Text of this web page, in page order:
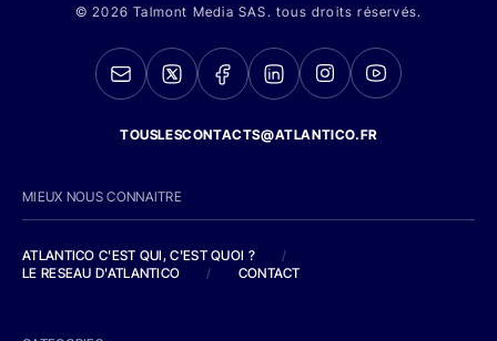
© 2026 Talmont Media SAS. tous droits réservés.
TOUSLESCONTACTS@ATLANTICO.FR
MIEUX NOUS CONNAITRE
ATLANTICO C'EST QUI, C'EST QUOI ?
/
LE RESEAU D'ATLANTICO
/ CONTACT